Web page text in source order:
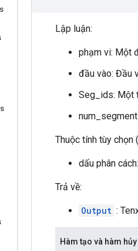
Lập luận:
phạm vi: Một
đầu vào: Đầu
Seg_ids: Một
Thuộc tính tùy chọn
dấu phân
Trả về:
Output :
Hàm tạo và hàm hủy